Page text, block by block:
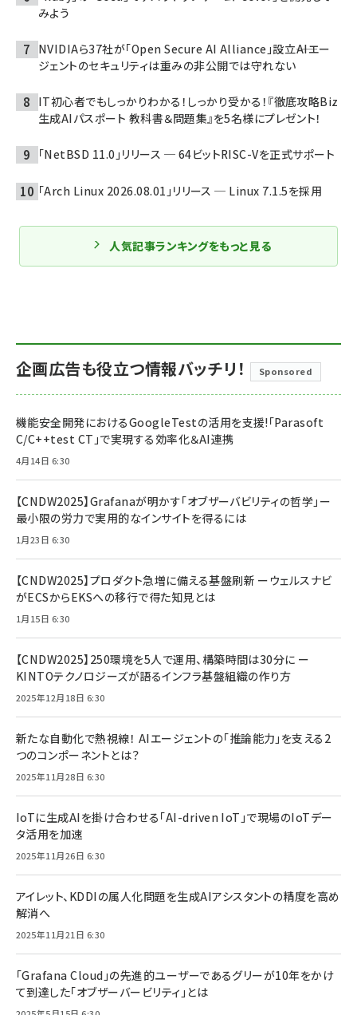
みよう
NVIDIAら37社が「Open Secure AI Alliance」設立――AIエー
ジェントのセキュリティは重みの非公開では守れない
IT初心者でもしっかりわかる！しっかり受かる！『徹底攻略Biz
生成AIパスポート 教科書＆問題集』を5名様にプレゼント！
「NetBSD 11.0」リリース ─ 64ビットRISC-Vを正式サポート
「Arch Linux 2026.08.01」リリース ─ Linux 7.1.5を採用
人気記事ランキングをもっと見る
企画広告も役立つ情報バッチリ！ Sponsored
機能安全開発におけるGoogleTestの活用を支援!「Parasoft
C/C++test CT」で実現する効率化＆AI連携
4月14日 6:30
【CNDW2025】Grafanaが明かす「オブザーバビリティの哲学」ー
最小限の労力で実用的なインサイトを得るには
1月23日 6:30
【CNDW2025】プロダクト急増に備える基盤刷新 ーウェルスナビ
がECSからEKSへの移行で得た知見とは
1月15日 6:30
【CNDW2025】250環境を5人で運用、構築時間は30分に ー
KINTOテクノロジーズが語るインフラ基盤組織の作り方
2025年12月18日 6:30
新たな自動化で熱視線！ AIエージェントの「推論能力」を支える2
つのコンポーネントとは？
2025年11月28日 6:30
IoTに生成AIを掛け合わせる「AI-driven IoT」で現場のIoTデー
タ活用を加速
2025年11月26日 6:30
アイレット、KDDIの属人化問題を生成AIアシスタントの精度を高め
解消へ
2025年11月21日 6:30
「Grafana Cloud」の先進的ユーザーであるグリーが10年をかけ
て到達した「オブザーバービリティ」とは